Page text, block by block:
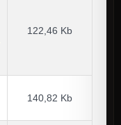
122,46 Kb
140,82 Kb